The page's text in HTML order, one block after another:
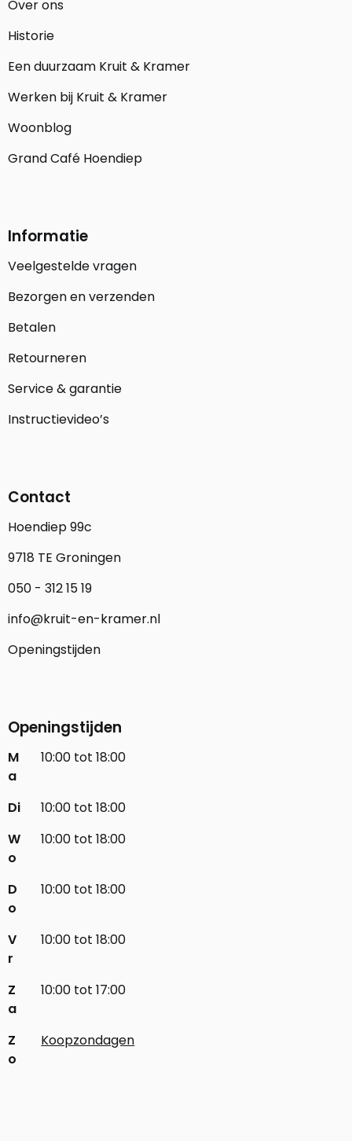
Over ons
Historie
Een duurzaam Kruit & Kramer
Werken bij Kruit & Kramer
Woonblog
Grand Café Hoendiep
Informatie
Veelgestelde vragen
Bezorgen en verzenden
Betalen
Retourneren
Service & garantie
Instructievideo’s
Contact
Hoendiep 99c
9718 TE Groningen
050 - 312 15 19
info@kruit-en-kramer.nl
Openingstijden
Openingstijden
M
a
10:00 tot 18:00
Di
10:00 tot 18:00
W
o
10:00 tot 18:00
D
o
10:00 tot 18:00
V
r
10:00 tot 18:00
Z
a
10:00 tot 17:00
Z
o
Koopzondagen